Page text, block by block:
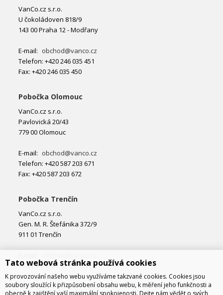
VanCo.cz s.r.o.
U čokoládoven 818/9
143 00 Praha 12 - Modřany
E-mail: obchod@vanco.cz
Telefon: +420 246 035 451
Fax: +420 246 035 450
Pobočka Olomouc
VanCo.cz s.r.o.
Pavlovická 20/43
779 00 Olomouc
E-mail: obchod@vanco.cz
Telefon: +420 587 203 671
Fax: +420 587 203 672
Pobočka Trenčín
VanCo.cz s.r.o.
Gen. M. R. Štefánika 372/9
911 01 Trenčín
Telefon: +421 32 877 74 02
Tato webová stránka používá cookies
K provozování našeho webu využíváme takzvané cookies. Cookies jsou
soubory sloužící k přizpůsobení obsahu webu, k měření jeho funkčnosti a
obecně k zajištění vaší maximální spokojenosti. Dejte nám vědět o svých